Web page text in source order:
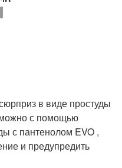
в виде простуды
можно с помощью
с пантенолом EVO ,
и предупредить